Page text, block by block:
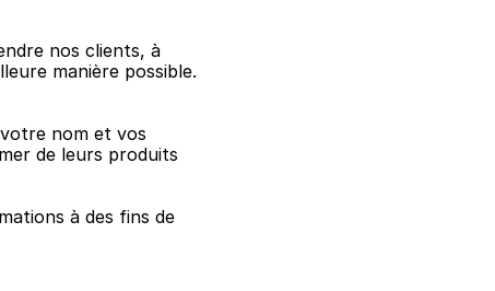
nos clients, à
manière possible.
nom et vos
de leurs produits
à des fins de